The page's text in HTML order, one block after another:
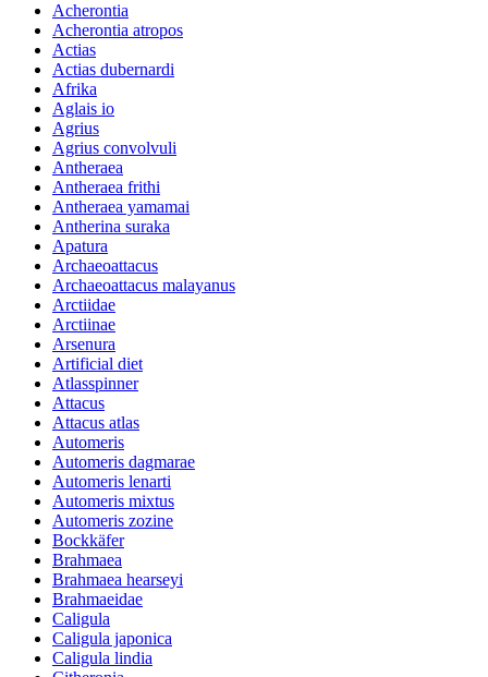
Acherontia
Acherontia atropos
Actias
Actias dubernardi
Afrika
Aglais io
Agrius
Agrius convolvuli
Antheraea
Antheraea frithi
Antheraea yamamai
Antherina suraka
Apatura
Archaeoattacus
Archaeoattacus malayanus
Arctiidae
Arctiinae
Arsenura
Artificial diet
Atlasspinner
Attacus
Attacus atlas
Automeris
Automeris dagmarae
Automeris lenarti
Automeris mixtus
Automeris zozine
Bockkäfer
Brahmaea
Brahmaea hearseyi
Brahmaeidae
Caligula
Caligula japonica
Caligula lindia